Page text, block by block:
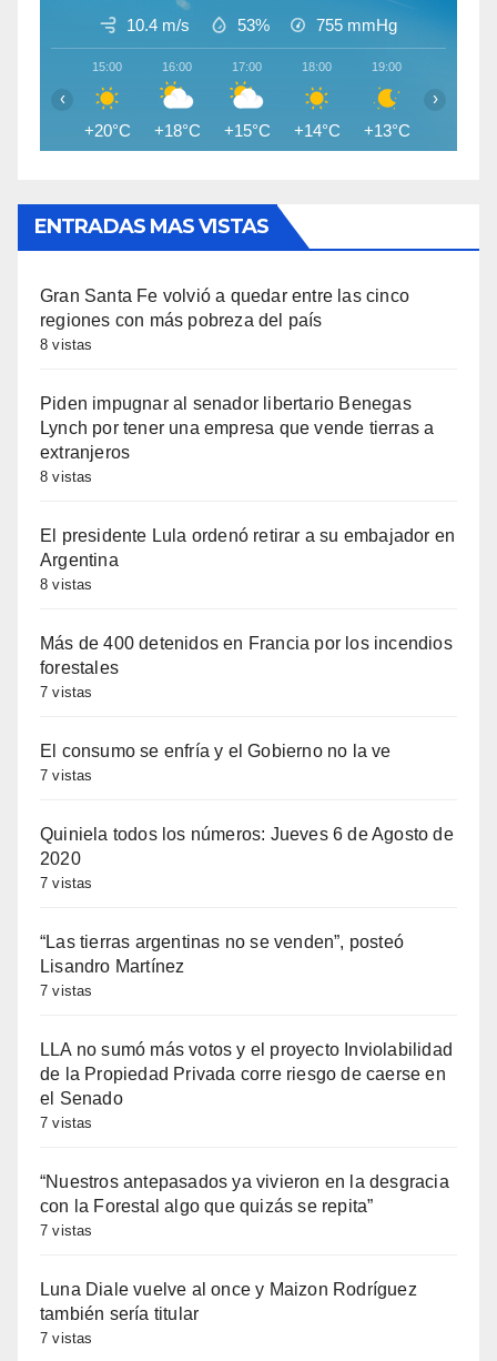
10.4 m/s 53% 755 mmHg
15:00
+20°C
16:00
+18°C
17:00
+15°C
18:00
+14°C
19:00
+13°C
‹ ›
ENTRADAS MAS VISTAS
Gran Santa Fe volvió a quedar entre las cinco
regiones con más pobreza del país
8 vistas
Piden impugnar al senador libertario Benegas
Lynch por tener una empresa que vende tierras a
extranjeros
8 vistas
El presidente Lula ordenó retirar a su embajador en
Argentina
8 vistas
Más de 400 detenidos en Francia por los incendios
forestales
7 vistas
El consumo se enfría y el Gobierno no la ve
7 vistas
Quiniela todos los números: Jueves 6 de Agosto de
2020
7 vistas
“Las tierras argentinas no se venden”, posteó
Lisandro Martínez
7 vistas
LLA no sumó más votos y el proyecto Inviolabilidad
de la Propiedad Privada corre riesgo de caerse en
el Senado
7 vistas
“Nuestros antepasados ya vivieron en la desgracia
con la Forestal algo que quizás se repita”
7 vistas
Luna Diale vuelve al once y Maizon Rodríguez
también sería titular
7 vistas